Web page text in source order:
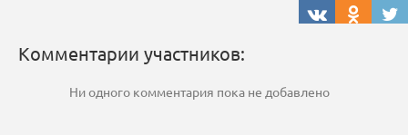
Комментарии участников:
Ни одного комментария пока не добавлено